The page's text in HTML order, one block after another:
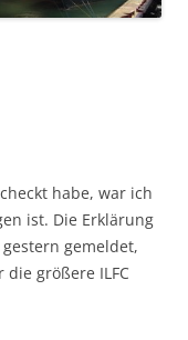
habe, war ich
ist. Die Erklärung
gemeldet,
größere ILFC